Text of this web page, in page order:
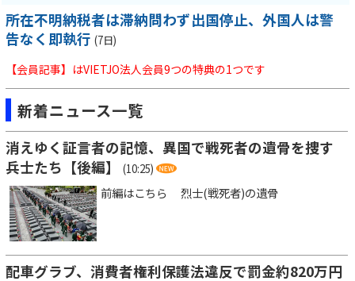
所在不明納税者は滞納問わず出国停止、外国人は警
告なく即執行 (7日)
【会員記事】はVIETJO法人会員9つの特典の1つです
新着ニュース一覧
消えゆく証言者の記憶、異国で戦死者の遺骨を捜す
兵士たち【後編】
(10:25)
前編はこちら 烈士(戦死者)の遺骨
配車グラブ、消費者権利保護法違反で罰金約820万円